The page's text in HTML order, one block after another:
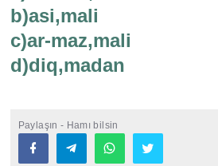
b)asi,mali
c)ar-maz,mali
d)diq,madan
Paylaşın - Hamı bilsin